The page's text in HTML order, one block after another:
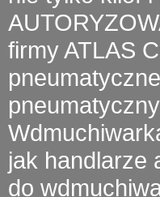
firmyATLAS
jak handlarze
do